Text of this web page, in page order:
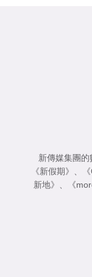
新傳媒集團
《新假期》 、
新地》 、 《